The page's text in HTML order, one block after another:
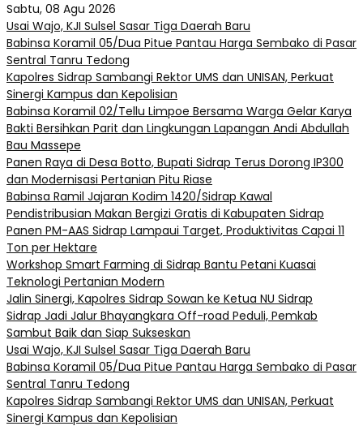
Sabtu, 08 Agu 2026
Usai Wajo, KJI Sulsel Sasar Tiga Daerah Baru
Babinsa Koramil 05/Dua Pitue Pantau Harga Sembako di Pasar
Sentral Tanru Tedong
Kapolres Sidrap Sambangi Rektor UMS dan UNISAN, Perkuat
Sinergi Kampus dan Kepolisian
Babinsa Koramil 02/Tellu Limpoe Bersama Warga Gelar Karya
Bakti Bersihkan Parit dan Lingkungan Lapangan Andi Abdullah
Bau Massepe
Panen Raya di Desa Botto, Bupati Sidrap Terus Dorong IP300
dan Modernisasi Pertanian Pitu Riase
Babinsa Ramil Jajaran Kodim 1420/Sidrap Kawal
Pendistribusian Makan Bergizi Gratis di Kabupaten Sidrap
Panen PM-AAS Sidrap Lampaui Target, Produktivitas Capai 11
Ton per Hektare
Workshop Smart Farming di Sidrap Bantu Petani Kuasai
Teknologi Pertanian Modern
Jalin Sinergi, Kapolres Sidrap Sowan ke Ketua NU Sidrap
Sidrap Jadi Jalur Bhayangkara Off-road Peduli, Pemkab
Sambut Baik dan Siap Sukseskan
Usai Wajo, KJI Sulsel Sasar Tiga Daerah Baru
Babinsa Koramil 05/Dua Pitue Pantau Harga Sembako di Pasar
Sentral Tanru Tedong
Kapolres Sidrap Sambangi Rektor UMS dan UNISAN, Perkuat
Sinergi Kampus dan Kepolisian